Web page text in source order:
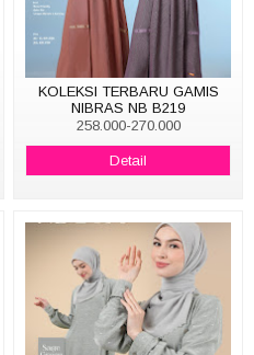
KOLEKSI TERBARU GAMIS
NIBRAS NB B219
258.000-270.000
Detail